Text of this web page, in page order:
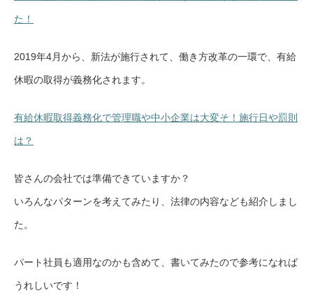
た！
2019年4月から、新法が施行されて、働き方改革の一環で、有給
休暇の取得が義務化されます。
有給休暇取得義務化で管理職や中小企業は大変そ！施行日や罰則
は？
皆さんの会社では準備できていますか？
いろんなパターンを考えてみたり、法律の内容なども紹介しまし
た。
パート社員も適用なのかも含めて、書いてみたので参考になれば
うれしいです！